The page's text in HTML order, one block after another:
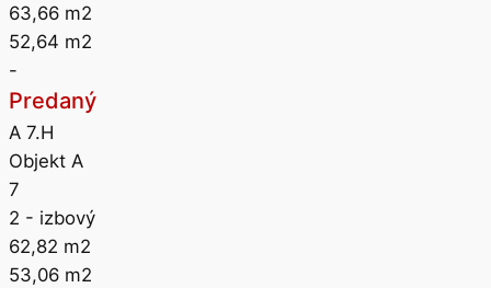
63,66 m2
52,64 m2
-
Predaný
A 7.H
Objekt A
7
2 - izbový
62,82 m2
53,06 m2